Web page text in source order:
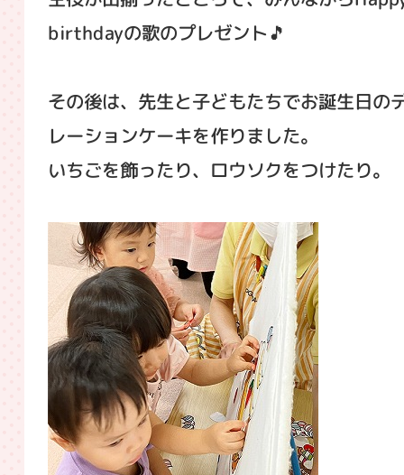
birthdayの歌のプレゼント🎵
その後は、先生と子どもたちでお誕生日の
レーションケーキを作りました。
いちごを飾ったり、ロウソクをつけたり。